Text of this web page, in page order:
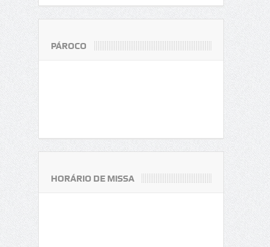
PÁROCO
HORÁRIO DE MISSA